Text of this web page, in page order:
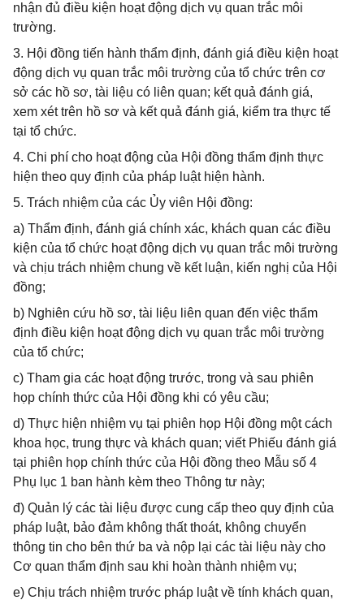
nhận đủ điều kiện hoạt động dịch vụ quan trắc môi
trường.
3. Hội đồng tiến hành thẩm định, đánh giá điều kiện hoạt
động dịch vụ quan trắc môi trường của tổ chức trên cơ
sở các hồ sơ, tài liệu có liên quan; kết quả đánh giá,
xem xét trên hồ sơ và kết quả đánh giá, kiểm tra thực tế
tại tổ chức.
4. Chi phí cho hoạt động của Hội đồng thẩm định thực
hiện theo quy định của pháp luật hiện hành.
5. Trách nhiệm của các Ủy viên Hội đồng:
a) Thẩm định, đánh giá chính xác, khách quan các điều
kiện của tổ chức hoạt động dịch vụ quan trắc môi trường
và chịu trách nhiệm chung về kết luận, kiến nghị của Hội
đồng;
b) Nghiên cứu hồ sơ, tài liệu liên quan đến việc thẩm
định điều kiện hoạt động dịch vụ quan trắc môi trường
của tổ chức;
c) Tham gia các hoạt động trước, trong và sau phiên
họp chính thức của Hội đồng khi có yêu cầu;
d) Thực hiện nhiệm vụ tại phiên họp Hội đồng một cách
khoa học, trung thực và khách quan; viết Phiếu đánh giá
tại phiên họp chính thức của Hội đồng theo Mẫu số 4
Phụ lục 1 ban hành kèm theo Thông tư này;
đ) Quản lý các tài liệu được cung cấp theo quy định của
pháp luật, bảo đảm không thất thoát, không chuyển
thông tin cho bên thứ ba và nộp lại các tài liệu này cho
Cơ quan thẩm định sau khi hoàn thành nhiệm vụ;
e) Chịu trách nhiệm trước pháp luật về tính khách quan,